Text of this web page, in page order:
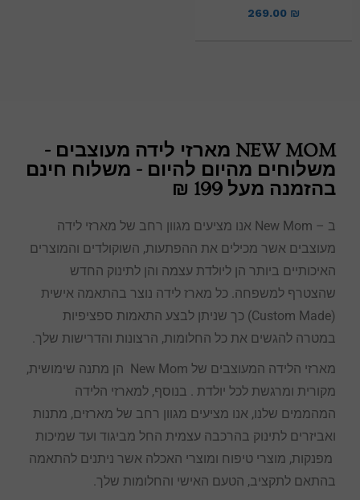
269.00 ₪
NEW MOM מארזי לידה מעוצבים -
משלוחים מהיום להיום - משלוח חינם
בהזמנה מעל 199 ₪
ב – New Mom אנו מציעים מגוון רחב של מארזי לידה
מעוצבים אשר מכילים את ההפתעות, השוקולדים והמוצרים
האיכותיים ביותר הן ליולדת עצמה והן לתינוק החדש
שהצטרף למשפחה. כל מארז לידה נוצר בהתאמה אישית
(Custom Made) כך שניתן לבצע התאמות ספציפיות
במטרה להגשים את כל החלומות, הרצונות והדרישות שלך.
מארזי הלידה המעוצבים של New Mom הן מתנה שימושית,
מקורית ומרגשת לכל יולדת . בנוסף, למארזי הלידה
המהממים שלנו, אנו מציעים מגוון רחב של מארזים, מתנות
ואביזרים לתינוק בהרכבה עצמית החל מביגוד ועד שמיכות
מפנקות, מוצרי טיפוח ומוצרי האכלה אשר ניתנים להתאמה
בהתאם לתקציב, הטעם האישי והחלומות שלך.